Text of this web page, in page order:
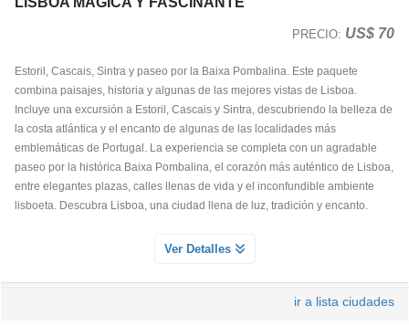
PRECIO: US$ 70
Estoril, Cascais, Sintra y paseo por la Baixa Pombalina. Este paquete
combina paisajes, historia y algunas de las mejores vistas de Lisboa.
Incluye una excursión a Estoril, Cascais y Sintra, descubriendo la belleza de
la costa atlántica y el encanto de algunas de las localidades más
emblemáticas de Portugal. La experiencia se completa con un agradable
paseo por la histórica Baixa Pombalina, el corazón más auténtico de Lisboa,
entre elegantes plazas, calles llenas de vida y el inconfundible ambiente
lisboeta. Descubra Lisboa, una ciudad llena de luz, tradición y encanto.
PASEO POR LAS BELLAS PLAZAS Y LA BAJA POMBALINA
de Lisboa, comenzando en la elegante Plaza de los Restauradores y
Ver Detalles
ir a lista ciudades